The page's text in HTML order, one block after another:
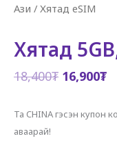
Ази / Хятад eSIM
Хятад
18,400₮ Original
was:
16,900₮
is:
Та CHINA гэсэн купон
аваарай!